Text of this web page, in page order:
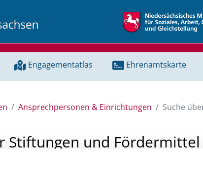
Engagementatlas Ehrenamtskarte
Ansprechpersonen & Einrichtungen Suche
Stiftungen und Fördermittel
Unterstützung für ein Projekt oder ein Vorhaben?